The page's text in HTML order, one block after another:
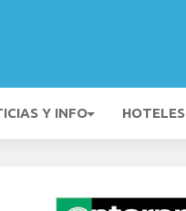
Y INFO HOTELES